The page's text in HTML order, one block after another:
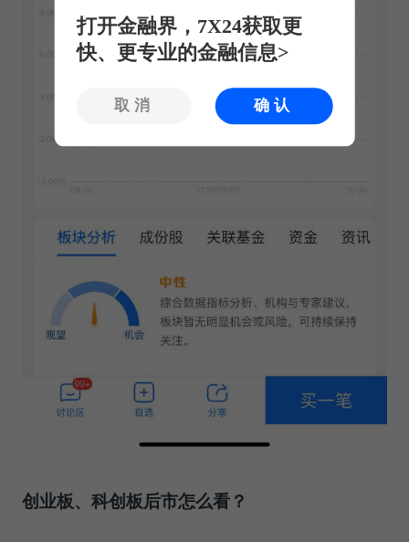
创业板、科创板后市怎么看？
打开金融界，7X24获取更
快、更专业的金融信息>
取消 确认